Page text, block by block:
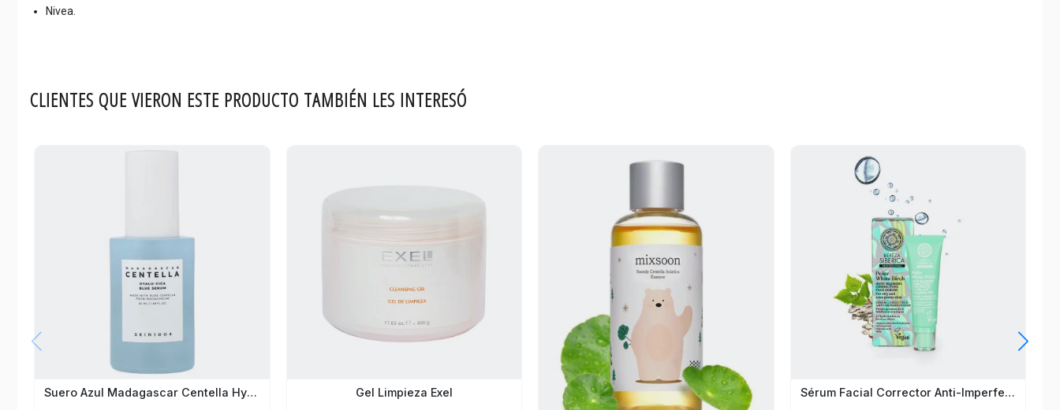
Nivea.
CLIENTES QUE VIERON ESTE PRODUCTO TAMBIÉN LES INTERESÓ
Suero Azul Madagascar Centella Hyalu-Cica Skin1004 Gel Limpieza Exel Sérum Facial Corrector Anti-Imperfecciones Natura Siberica Siberica 30Ml